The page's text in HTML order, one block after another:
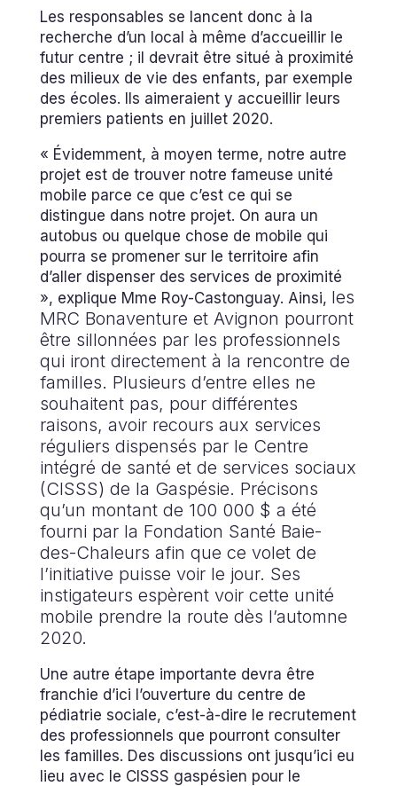
Les responsables se lancent donc à la
recherche d’un local à même d’accueillir le
futur centre ; il devrait être situé à proximité
des milieux de vie des enfants, par exemple
des écoles. Ils aimeraient y accueillir leurs
premiers patients en juillet 2020.
« Évidemment, à moyen terme, notre autre
projet est de trouver notre fameuse unité
mobile parce ce que c’est ce qui se
distingue dans notre projet. On aura un
autobus ou quelque chose de mobile qui
pourra se promener sur le territoire afin
d’aller dispenser des services de proximité
», explique Mme Roy-Castonguay. Ainsi, les
MRC Bonaventure et Avignon pourront
être sillonnées par les professionnels
qui iront directement à la rencontre de
familles. Plusieurs d’entre elles ne
souhaitent pas, pour différentes
raisons, avoir recours aux services
réguliers dispensés par le Centre
intégré de santé et de services sociaux
(CISSS) de la Gaspésie. Précisons
qu’un montant de 100 000 $ a été
fourni par la Fondation Santé Baie-
des-Chaleurs afin que ce volet de
l’initiative puisse voir le jour. Ses
instigateurs espèrent voir cette unité
mobile prendre la route dès l’automne
2020.
Une autre étape importante devra être
franchie d’ici l’ouverture du centre de
pédiatrie sociale, c’est-à-dire le recrutement
des professionnels que pourront consulter
les familles. Des discussions ont jusqu’ici eu
lieu avec le CISSS gaspésien pour le